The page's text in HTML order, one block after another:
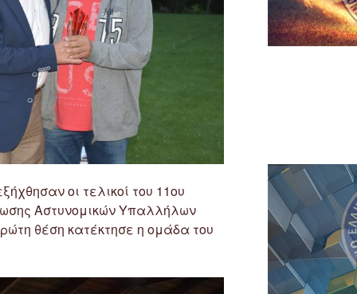
οι τελικοί του 11ου
Αστυνομικών Υπαλλήλων
θέση κατέκτησε η ομάδα του